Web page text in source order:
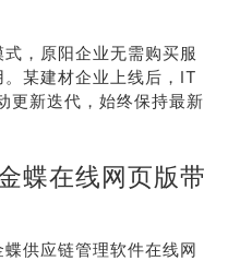
，原阳企业无需购买服
某建材企业上线后，IT
更新迭代，始终保持最新
蝶在线网页版带
供应链管理软件在线网